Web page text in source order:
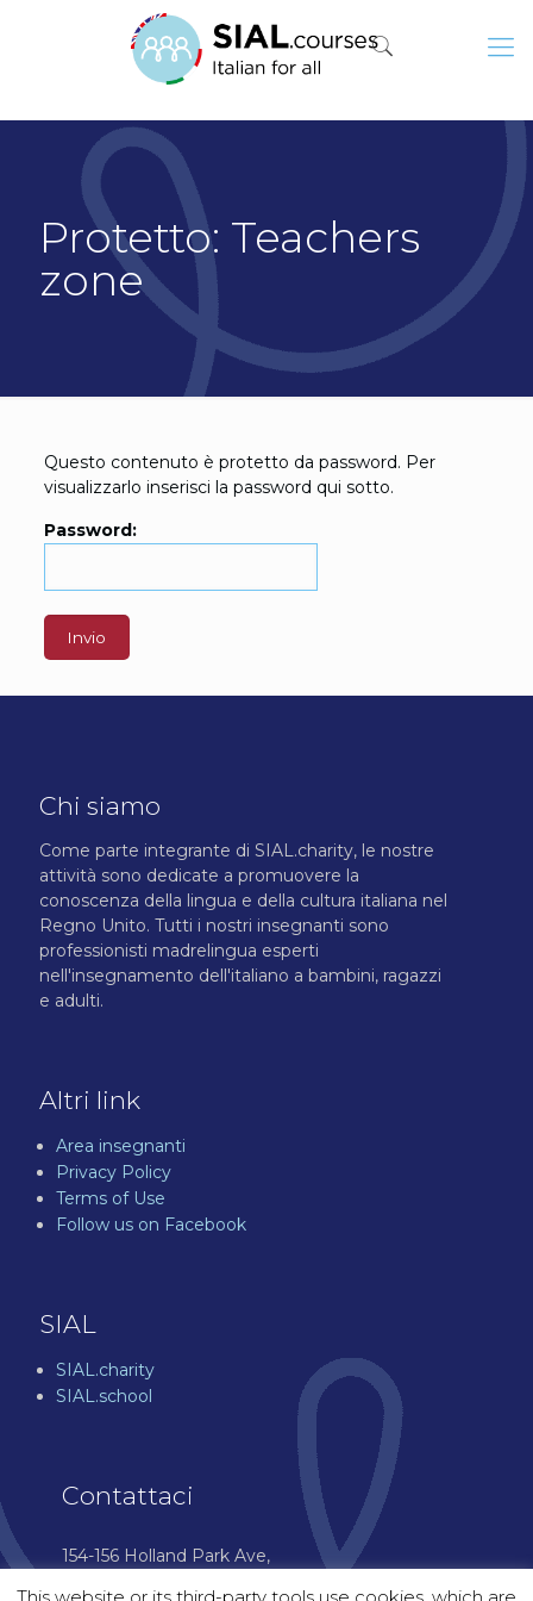
Protetto: Teachers
zone
Questo contenuto è protetto da password. Per
visualizzarlo inserisci la password qui sotto.
Password:
Chi siamo
Come parte integrante di SIAL.charity, le nostre
attività sono dedicate a promuovere la
conoscenza della lingua e della cultura italiana nel
Regno Unito. Tutti i nostri insegnanti sono
professionisti madrelingua esperti
nell'insegnamento dell'italiano a bambini, ragazzi
e adulti.
Altri link
Area insegnanti
Privacy Policy
Terms of Use
Follow us on Facebook
SIAL
SIAL.charity
SIAL.school
Contattaci
154-156 Holland Park Ave,